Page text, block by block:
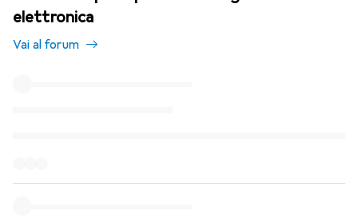
elettronica
Vai al forum